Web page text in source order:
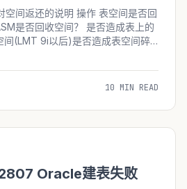
间返还的说明 操作 表空间是否回
是否回收空间？ 是否造成表上的
间(LMT 9i以后)是否造成表空间碎
本不太可能用DMT 是否造成索引
为应付领导，一定要对付对付不
10 MIN READ
Oracle建表失败